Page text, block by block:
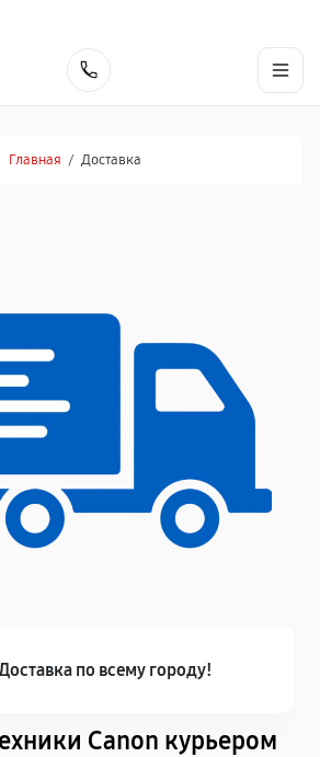
Главная / Доставка
Canon курьером
по всему городу!